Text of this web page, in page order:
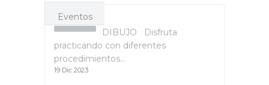
Eventos
DIBUJO Disfruta
practicando con diferentes
procedimientos…
19 Dic 2023